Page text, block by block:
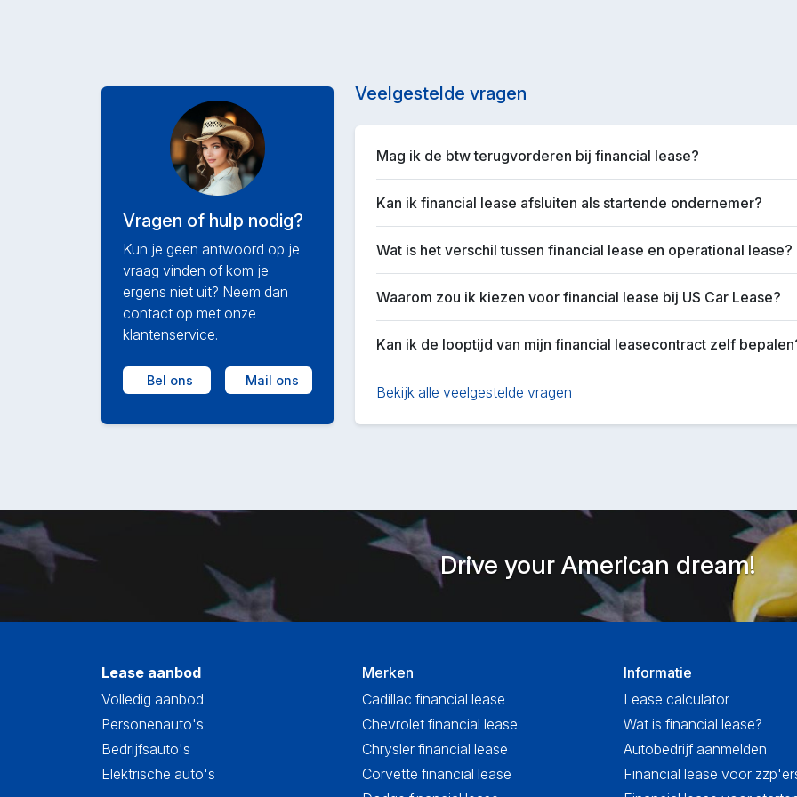
Veelgestelde vragen
Mag ik de btw terugvorderen bij financial lease?
Kan ik financial lease afsluiten als startende ondernemer?
Wat is het verschil tussen financial lease en operational lease?
Waarom zou ik kiezen voor financial lease bij US Car Lease?
Kan ik de looptijd van mijn financial leasecontract zelf
Bekijk alle veelgestelde vragen
Vragen of hulp nodig?
Kun je geen antwoord op je
vraag vinden of kom je
ergens niet uit? Neem dan
contact op met onze
klantenservice.
Bel ons Mail ons
Drive your American dream!
Lease aanbod
Volledig aanbod
Personenauto's
Bedrijfsauto's
Elektrische auto's
Merken
Cadillac financial lease
Chevrolet financial lease
Chrysler financial lease
Corvette financial lease
Informatie
Lease calculator
Wat is financial lease?
Autobedrijf aanmelden
Financial lease voor